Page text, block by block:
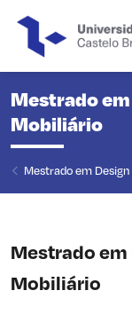
Mestrado
Mobiliário
Mestrado em
Mestrado em
Mobiliário